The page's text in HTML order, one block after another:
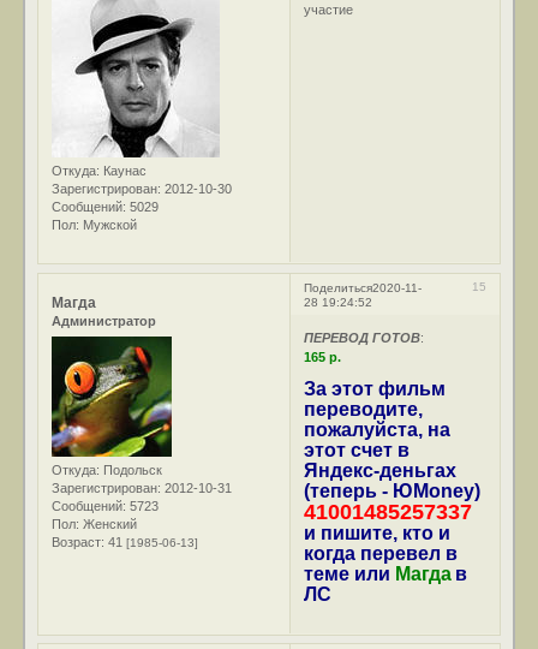
Откуда: Каунас
Зарегистрирован: 2012-10-30
Сообщений: 5029
Пол: Мужской
участие
Поделиться 15
2020-11-
28 19:24:52
Магда
Администратор
Откуда: Подольск
Зарегистрирован: 2012-10-31
Сообщений: 5723
Пол: Женский
Возраст: 41[1985-06-13]
ПЕРЕВОД ГОТОВ:
165 р.
За этот фильм
переводите,
пожалуйста, на
этот счет в
Яндекс-деньгах
(теперь - ЮMoney)
41001485257337
и пишите, кто и
когда перевел в
теме или Магда в
ЛС